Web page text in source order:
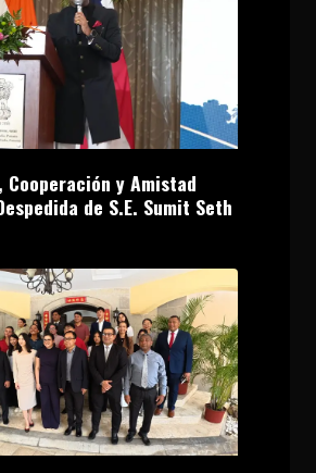
Cooperación y Amistad
de S.E. Sumit Seth